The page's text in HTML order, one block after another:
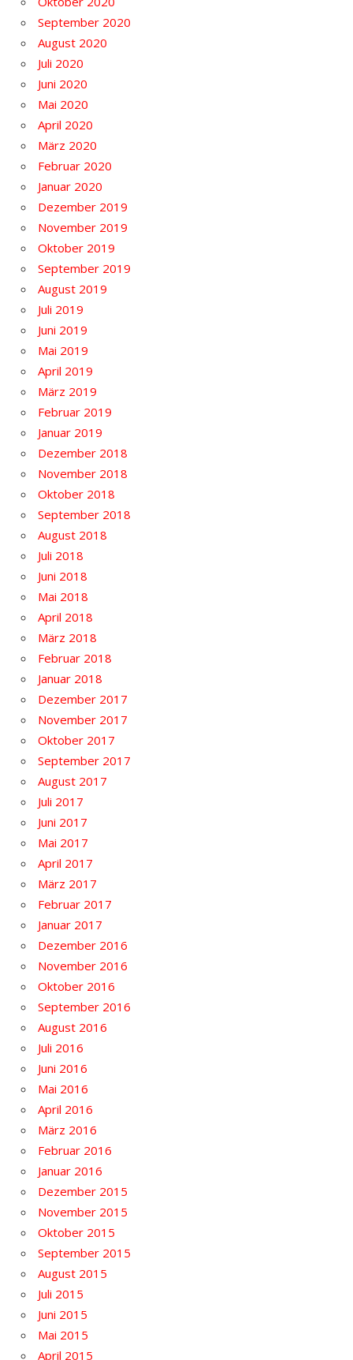
September 2020
August 2020
Juli 2020
Juni 2020
Mai 2020
April 2020
März 2020
Februar 2020
Januar 2020
Dezember 2019
November 2019
Oktober 2019
September 2019
August 2019
Juli 2019
Juni 2019
Mai 2019
April 2019
März 2019
Februar 2019
Januar 2019
Dezember 2018
November 2018
Oktober 2018
September 2018
August 2018
Juli 2018
Juni 2018
Mai 2018
April 2018
März 2018
Februar 2018
Januar 2018
Dezember 2017
November 2017
Oktober 2017
September 2017
August 2017
Juli 2017
Juni 2017
Mai 2017
April 2017
März 2017
Februar 2017
Januar 2017
Dezember 2016
November 2016
Oktober 2016
September 2016
August 2016
Juli 2016
Juni 2016
Mai 2016
April 2016
März 2016
Februar 2016
Januar 2016
Dezember 2015
November 2015
Oktober 2015
September 2015
August 2015
Juli 2015
Juni 2015
Mai 2015
April 2015